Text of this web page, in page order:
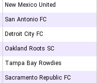
New Mexico United
San Antonio FC
Detroit City FC
Oakland Roots SC
Tampa Bay Rowdies
Sacramento Republic FC